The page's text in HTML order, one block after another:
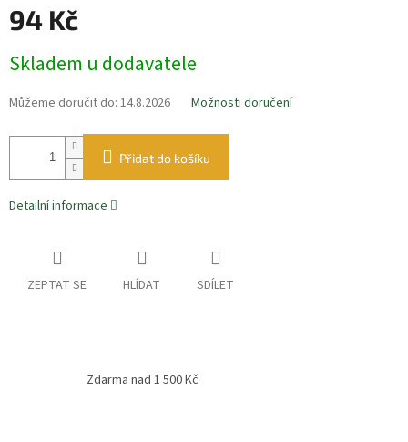
94 Kč
cena:
Skladem u dodavatele
Můžeme doručit do: 14.8.2026 Možnosti doručení
Přidat do košíku
Detailní informace
ZEPTAT SE HLÍDAT SDÍLET
Zdarma nad 1 500 Kč